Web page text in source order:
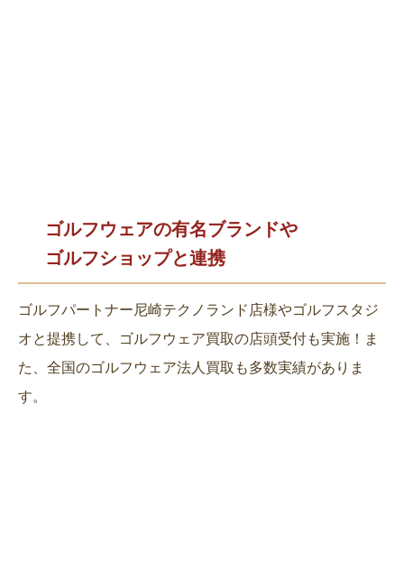
ゴルフウェアの有名ブランドや
ゴルフショップと連携
ゴルフパートナー尼崎テクノランド店様やゴルフスタジ
オと提携して、ゴルフウェア買取の店頭受付も実施！ま
た、全国のゴルフウェア法人買取も多数実績がありま
す。